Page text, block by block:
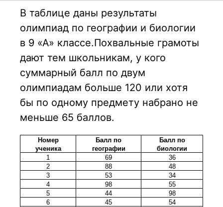
В таблице даны результаты
олимпиад по географии и биологии
в 9 «А» классе.Похвальные грамоты
дают тем школьникам, у кого
суммарный балл по двум
олимпиадам больше 120 или хотя
бы по одному предмету набрано не
меньше 65 баллов.
Номер
ученика
Балл по
географии
Балл по
биологии
1
69
36
2
88
48
3
53
34
4
98
55
5
44
98
6
45
54